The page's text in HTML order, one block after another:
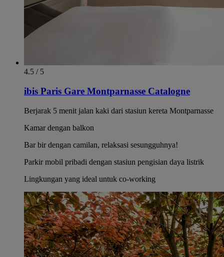
4.5 / 5
ibis Paris Gare Montparnasse Catalogne
Berjarak 5 menit jalan kaki dari stasiun kereta Montparnasse
Kamar dengan balkon
Bar bir dengan camilan, relaksasi sesungguhnya!
Parkir mobil pribadi dengan stasiun pengisian daya listrik
Lingkungan yang ideal untuk co-working